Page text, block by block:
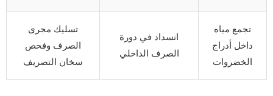
تجمع مياه
داخل أدراج
الخضروات
انسداد في دورة
الصرف الداخلي
تسليك مجرى
الصرف وفحص
سخان التصريف